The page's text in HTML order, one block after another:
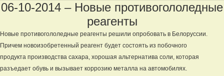
06-10-2014 – Новые противогололедные
реагенты
Новые противогололедные реагенты решили опробовать в Белоруссии.
Причем новоизобретенный реагент будет состоять из побочного
продукта производства сахара, хорошая альтернатива соли, которая
разъедает обувь и вызывает коррозию металла на автомобилях.